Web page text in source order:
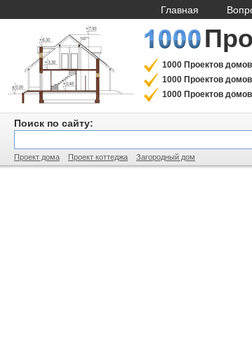
Главная
1000 Проектов
1000 Проектов
1000 Проектов
Поиск по сайту:
Проект дома Проект коттеджа Загородный дом